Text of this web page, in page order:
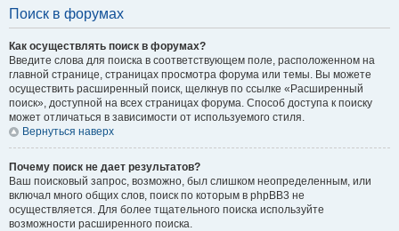
Поиск в форумах
Как осуществлять поиск в форумах?
Введите слова для поиска в соответствующем поле, расположенном на
главной странице, страницах просмотра форума или темы. Вы можете
осуществить расширенный поиск, щелкнув по ссылке «Расширенный
поиск», доступной на всех страницах форума. Способ доступа к поиску
может отличаться в зависимости от используемого стиля.
Вернуться наверх
Почему поиск не дает результатов?
Ваш поисковый запрос, возможно, был слишком неопределенным, или
включал много общих слов, поиск по которым в phpBB3 не
осуществляется. Для более тщательного поиска используйте
возможности расширенного поиска.